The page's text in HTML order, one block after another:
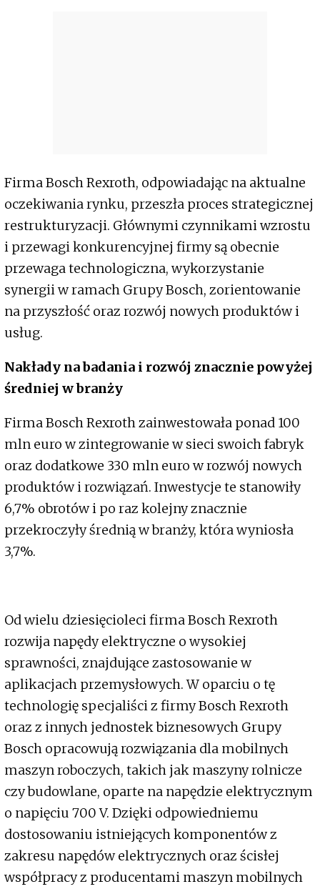
Firma Bosch Rexroth, odpowiadając na aktualne
oczekiwania rynku, przeszła proces strategicznej
restrukturyzacji. Głównymi czynnikami wzrostu
i przewagi konkurencyjnej firmy są obecnie
przewaga technologiczna, wykorzystanie
synergii w ramach Grupy Bosch, zorientowanie
na przyszłość oraz rozwój nowych produktów i
usług.
Nakłady na badania i rozwój znacznie powyżej
średniej w branży
Firma Bosch Rexroth zainwestowała ponad 100
mln euro w zintegrowanie w sieci swoich fabryk
oraz dodatkowe 330 mln euro w rozwój nowych
produktów i rozwiązań. Inwestycje te stanowiły
6,7% obrotów i po raz kolejny znacznie
przekroczyły średnią w branży, która wyniosła
3,7%.
Od wielu dziesięcioleci firma Bosch Rexroth
rozwija napędy elektryczne o wysokiej
sprawności, znajdujące zastosowanie w
aplikacjach przemysłowych. W oparciu o tę
technologię specjaliści z firmy Bosch Rexroth
oraz z innych jednostek biznesowych Grupy
Bosch opracowują rozwiązania dla mobilnych
maszyn roboczych, takich jak maszyny rolnicze
czy budowlane, oparte na napędzie elektrycznym
o napięciu 700 V. Dzięki odpowiedniemu
dostosowaniu istniejących komponentów z
zakresu napędów elektrycznych oraz ścisłej
współpracy z producentami maszyn mobilnych